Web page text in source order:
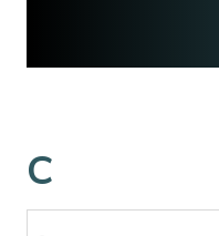
C